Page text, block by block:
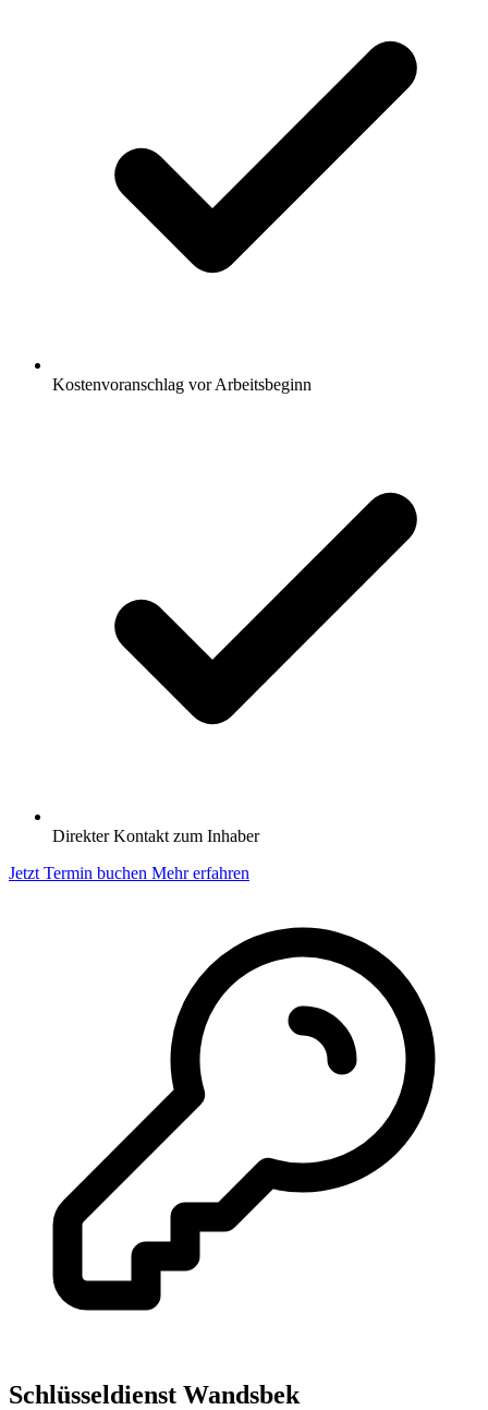
Kostenvoranschlag vor Arbeitsbeginn
Direkter Kontakt zum Inhaber
Jetzt Termin buchen Mehr erfahren
Schlüsseldienst Wandsbek